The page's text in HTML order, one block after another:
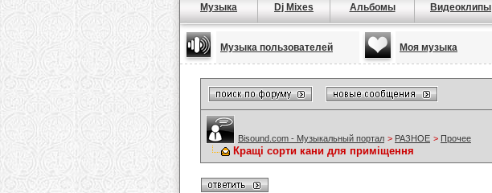
Музыка Dj Mixes Альбомы Видеоклипы
Музыка пользователей Моя музыка
Bisound.com - Музыкальный портал > РАЗНОЕ > Прочее
Кращі сорти кани для приміщення